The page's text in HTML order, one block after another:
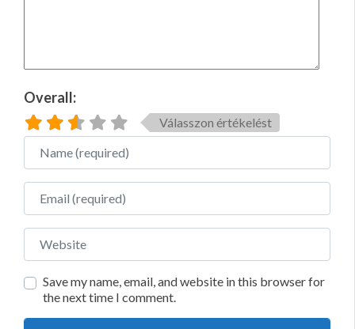
Overall:
Válasszon értékelést
Name
Email
Website
Save my name, email, and website in this browser for
the next time I comment.